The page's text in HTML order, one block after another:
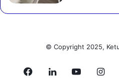
© Copyright 2025,
Facebook
LinkedInYouTube